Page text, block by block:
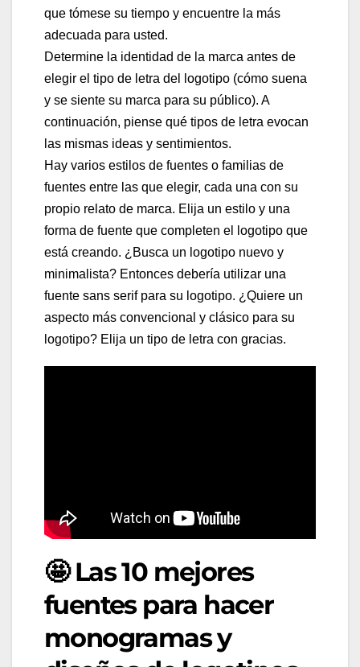
que tómese su tiempo y encuentre la más
adecuada para usted.
Determine la identidad de la marca antes de
elegir el tipo de letra del logotipo (cómo suena
y se siente su marca para su público). A
continuación, piense qué tipos de letra evocan
las mismas ideas y sentimientos.
Hay varios estilos de fuentes o familias de
fuentes entre las que elegir, cada una con su
propio relato de marca. Elija un estilo y una
forma de fuente que completen el logotipo que
está creando. ¿Busca un logotipo nuevo y
minimalista? Entonces debería utilizar una
fuente sans serif para su logotipo. ¿Quiere un
aspecto más convencional y clásico para su
logotipo? Elija un tipo de letra con gracias.
🤩 Las 10 mejores
fuentes para hacer
monogramas y